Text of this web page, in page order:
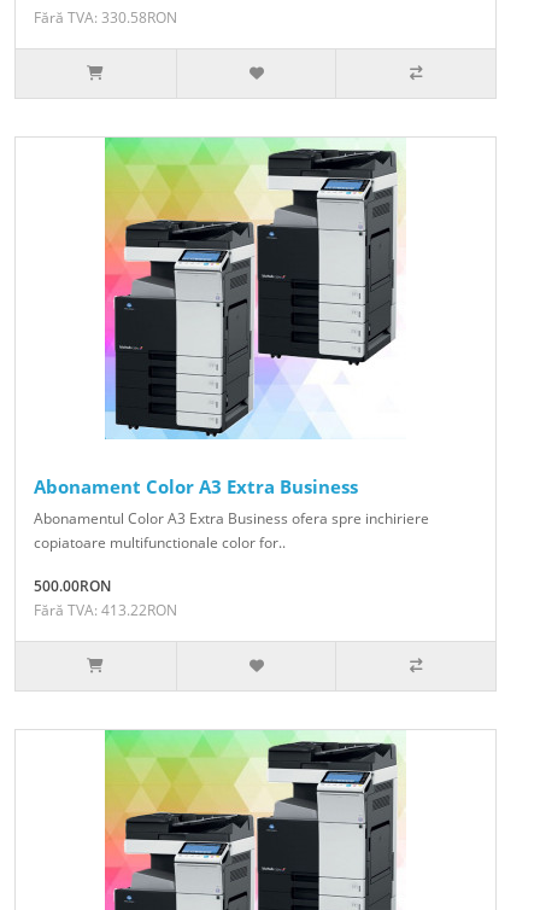
Fără TVA: 330.58RON
Abonament Color A3 Extra Business
Abonamentul Color A3 Extra Business ofera spre inchiriere
copiatoare multifunctionale color for..
500.00RON
Fără TVA: 413.22RON